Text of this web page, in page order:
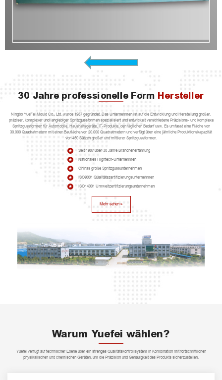
Andere Produkte
30 Jahre professionelle Form Hersteller
Ningbo YueFei Mould Co., Ltd. wurde 1987 gegründet. Das Unternehmen ist auf die Entwicklung und Herstellung großer,
präziser, komplexer und langlebiger Spritzgussformen spezialisiert und entwickelt verschiedene Präzisions- und komplexe
Spritzgussformen für Automobile, Haushaltsgeräte, IT-Produkte, den täglichen Bedarf usw. Es umfasst eine Fläche von
30.000 Quadratmetern mit einer Baufläche von 20.000 Quadratmetern und verfügt über eine jährliche Produktionskapazität
von 450 Sätzen großer und mittlerer Spritzgussformen.
Seit 1987 über 30 Jahre Branchenerfahrung
Nationales Hightech-Unternehmen
Chinas große Spritzgussunternehmen
ISO9001 Qualitätszertifizierungsunternehmen
ISO14001 Umweltzertifizierungsunternehmen
Mehr sehen >
Warum Yuefei wählen?
Yuefei verfügt auf technischer Ebene über ein strenges Qualitätskontrollsystem in Kombination mit fortschrittlichen
physikalischen und chemischen Geräten, um die Präzision und Genauigkeit des Produkts sicherzustellen.